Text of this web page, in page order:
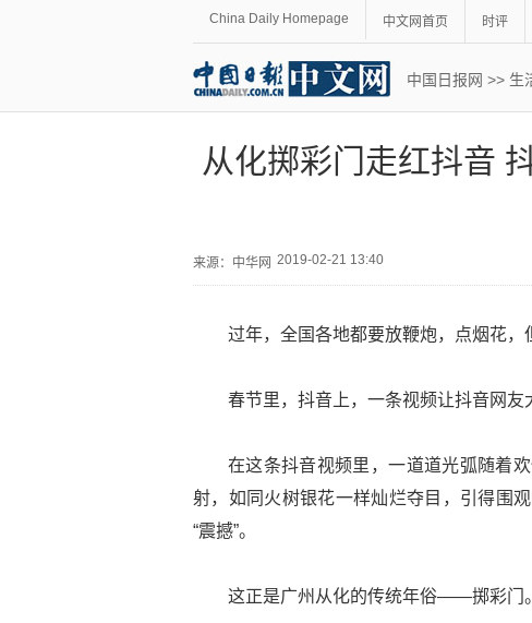
China Daily Homepage 中文网首页 时评
中国日报网 >> 生
从化掷彩门走红抖音
来源： 中华网 2019-02-21 13:40
过年，全国各地都要放鞭炮，点烟花，
春节里，抖音上，一条视频让抖音网友
在这条抖音视频里，一道道光弧随着
射，如同火树银花一样灿烂夺目，引得围
“震撼”。
这正是广州从化的传统年俗——掷彩门。